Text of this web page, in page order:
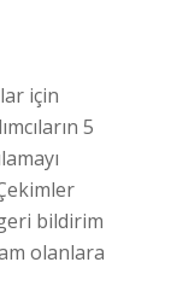
2016
için
5
bildirim
olanlara